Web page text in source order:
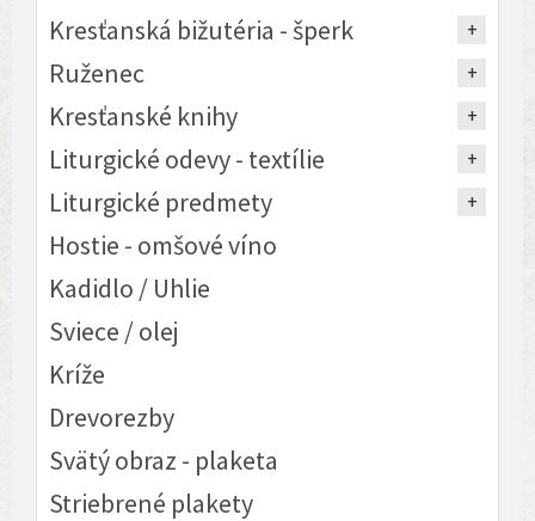
Kresťanská bižutéria - šperk
Ruženec
Kresťanské knihy
Liturgické odevy - textílie
Liturgické predmety
Hostie - omšové víno
Kadidlo / Uhlie
Sviece / olej
Kríže
Drevorezby
Svätý obraz - plaketa
Striebrené plakety